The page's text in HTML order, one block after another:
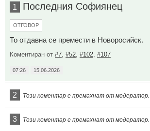
1 Последния Софиянец
ОТГОВОР
То отдавна се премести в Новоросийск.
Коментиран от #7 #52 #102 #107
07:26 15.06.2026
2 Този коментар е премахнат от модератор.
3 Този коментар е премахнат от модератор.